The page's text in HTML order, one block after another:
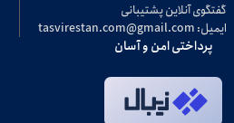
گفتگوی آنلاین پشتیبانی
ایمیل: tasvirestan.com@gmail.com
پرداختی امن و آسان